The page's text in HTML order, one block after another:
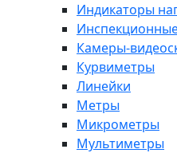
Индикаторы
Камеры-
Курвиметры
Линейки
Метры
Микрометры
Мультиметры